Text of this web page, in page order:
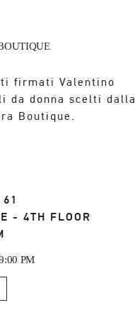
firmati Valentino
da donna scelti dalla
Boutique.
- 4TH FLOOR
PM